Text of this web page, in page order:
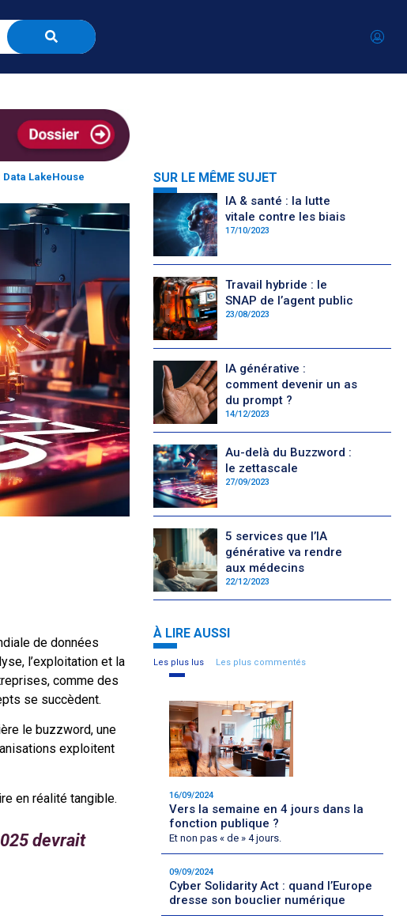
LakeHouse
de données
l’exploitation et la
comme des
se succèdent.
le buzzword, une
exploitent
en réalité tangible.
devrait
SUR LE MÊME SUJET
IA & santé : la lutte
vitale contre les biais
17/10/2023
Travail hybride : le
SNAP de l’agent public
23/08/2023
IA générative :
comment devenir un as
du prompt ?
14/12/2023
Au-delà du Buzzword :
le zettascale
27/09/2023
5 services que l’IA
générative va rendre
aux médecins
22/12/2023
À LIRE AUSSI
Les plus lus Les plus commentés
16/09/2024
Vers la semaine en 4 jours dans la
fonction publique ?
Et non pas « de » 4 jours.
09/09/2024
Cyber Solidarity Act : quand l’Europe
dresse son bouclier numérique